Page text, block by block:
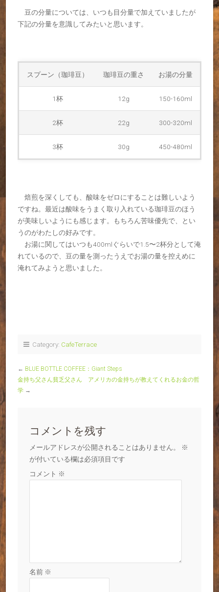
豆の分量については、いつも目分量で加えていましたが
下記の分量を意識してみたいと思います。
スプーン（珈琲豆） 珈琲豆の重さ お湯の分量
1杯 12g 150-160ml
2杯 22g 300-320ml
3杯 30g 450-480ml
焙煎を深くしても、酸味をゼロにすることは難しいよう
ですね。最近は酸味をうまく取り入れている珈琲豆のほう
が美味しいようにも感じます。もちろん苦味優先で、とい
うのがわたしの好みです。
お湯に関してはいつも400mlぐらいで1.5〜2杯分として淹
れているので、豆の量を測ったうえでお湯の量を控えめに
淹れてみようと思いました。
Category: CafeTerrace
← BLUE BOTTLE COFFEE：Giant Steps
金持ち父さん貧乏父さん アメリカの金持ちが教えてくれるお金の哲
学 →
コメントを残す
メールアドレスが公開されることはありません。
※
が付いている欄は必須項目です
コメント ※
名前 ※